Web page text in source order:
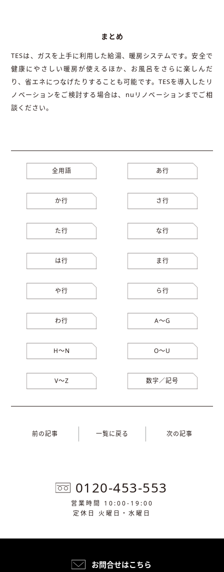
まとめ
TESは、ガスを上手に利用した給湯、暖房システムです。安全で
健康にやさしい暖房が使えるほか、お風呂をさらに楽しんだ
り、省エネにつなげたりすることも可能です。 TESを導入したリ
ノベーションをご検討する場合は、 nu リノベーションまでご相
談ください。
全用語 あ行
か行 さ行
た行 な行
は行 ま行
や行 ら行
わ行 A〜G
H〜N O〜U
V〜Z 数字／記号
前の記事 一覧に戻る 次の記事
0120-453-553
営業時間 10:00-19:00
定休日 火曜日・水曜日
お問合せはこちら